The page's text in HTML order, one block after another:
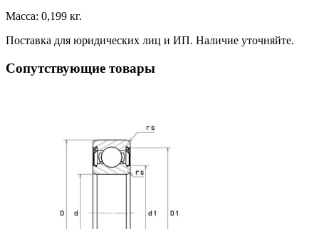
Масса: 0,199 кг.
Поставка для юридических лиц и ИП. Наличие уточняйте.
Сопутствующие товары